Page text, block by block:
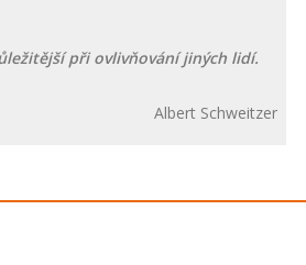
při ovlivňování jiných lidí.
Albert Schweitzer